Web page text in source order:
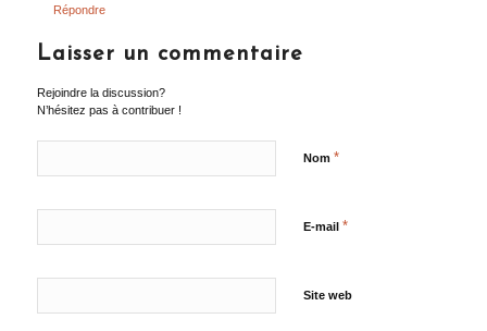
Répondre
Laisser un commentaire
Rejoindre la discussion?
N’hésitez pas à contribuer !
Nom *
E-mail *
Site web